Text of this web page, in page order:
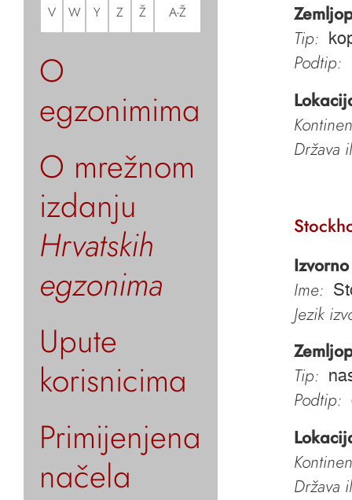
V W Y Z Ž A-Ž
O
egzonimima
O mrežnom
izdanju
Hrvatskih
egzonima
Upute
korisnicima
Primijenjena
načela
Tip:
Podtip:
Država
Ime:
Jezik
Tip:
Podtip:
Država